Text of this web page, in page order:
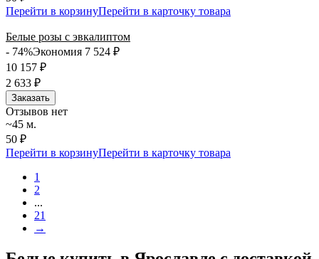
Перейти в корзинуПерейти в карточку товара
Белые розы с эвкалиптом
- 74%Экономия 7 524 ₽
10 157 ₽
2 633 ₽
Заказать
Отзывов нет
~45 м.
50 ₽
Перейти в корзинуПерейти в карточку товара
1
2
...
21
→